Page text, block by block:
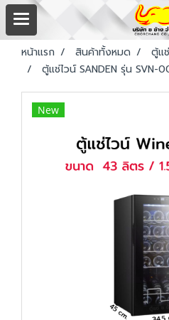
หน้าแรก สินค้าทั้งหมด ตู้แ
ตู้แช่ไวน์ SANDEN รุ่น SVN-
New